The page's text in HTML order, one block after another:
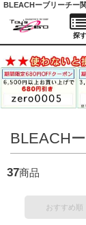
BLEACH
37商品
おすすめ順
探す